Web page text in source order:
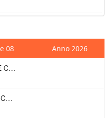
08 Anno 2026
Sal Da Vinci – Rossetto E Caffè
Cesare Cremonini – Ora Che Non Ho Più Te